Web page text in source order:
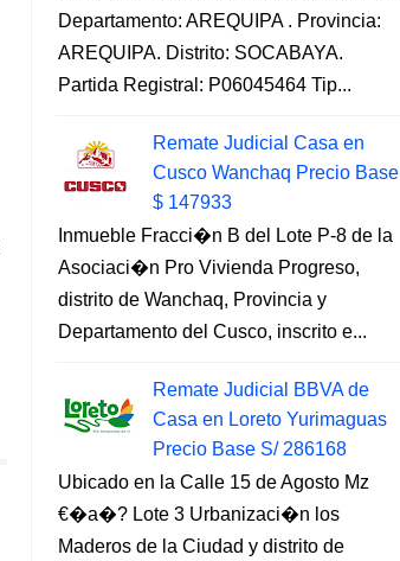
Departamento: AREQUIPA . Provincia:
AREQUIPA. Distrito: SOCABAYA.
Partida Registral: P06045464 Tip...
Remate Judicial Casa en
Cusco Wanchaq Precio Base
$ 147933
Inmueble Fracci�n B del Lote P-8 de la
Asociaci�n Pro Vivienda Progreso,
distrito de Wanchaq, Provincia y
Departamento del Cusco, inscrito e...
Remate Judicial BBVA de
Casa en Loreto Yurimaguas
Precio Base S/ 286168
Ubicado en la Calle 15 de Agosto Mz
€�a�? Lote 3 Urbanizaci�n los
Maderos de la Ciudad y distrito de